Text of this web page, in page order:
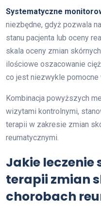
Systematyczne
niezbędne, gdyż pozwala
stanu pacjenta lub oceny
skala oceny zmian
ilościowe oszacowanie
co jest niezwykle pomocne
Kombinacja powyższych
wizytami kontrolnymi,
terapii w zakresie zmian
reumatycznymi.
Jakie leczenie
terapii zmian
chorobach